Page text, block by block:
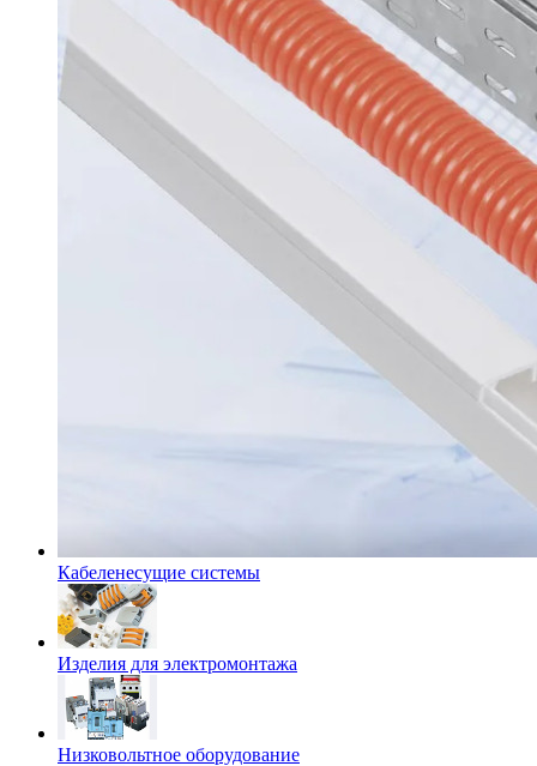
Кабеленесущие системы
Изделия для электромонтажа
Низковольтное оборудование